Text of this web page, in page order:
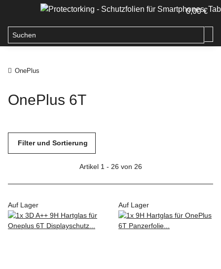
0,00 €
OnePlus
OnePlus 6T
Filter und Sortierung
Artikel 1 - 26 von 26
Auf Lager Auf Lager